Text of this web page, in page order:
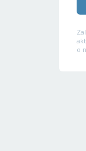
o